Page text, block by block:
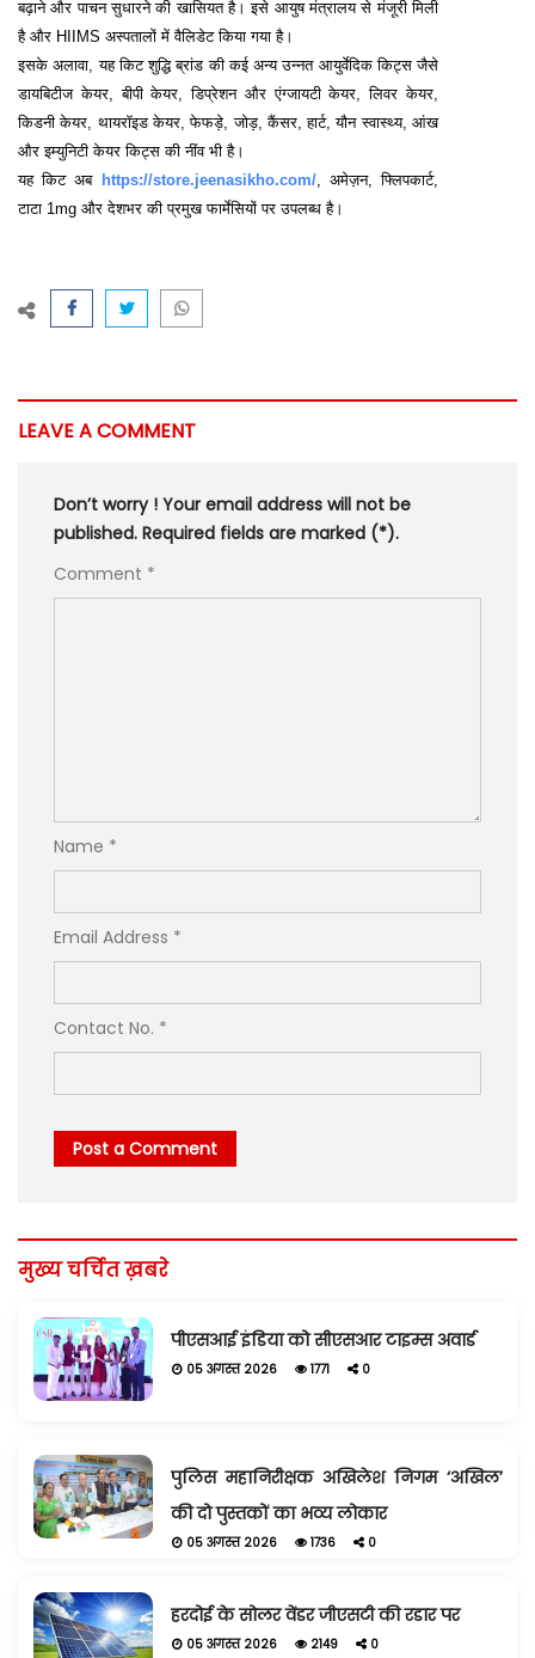
बढ़ाने और पाचन सुधारने की खासियत है। इसे आयुष मंत्रालय से मंजूरी मिली
है और HIIMS अस्पतालों में वैलिडेट किया गया है।
इसके अलावा, यह किट शुद्धि ब्रांड की कई अन्य उन्नत आयुर्वेदिक किट्स जैसे
डायबिटीज केयर, बीपी केयर, डिप्रेशन और एंग्जायटी केयर, लिवर केयर,
किडनी केयर, थायरॉइड केयर, फेफड़े, जोड़, कैंसर, हार्ट, यौन स्वास्थ्य, आंख
और इम्युनिटी केयर किट्स की नींव भी है।
यह किट अब https://store.jeenasikho.com/, अमेज़न, फ्लिपकार्ट,
टाटा 1mg और देशभर की प्रमुख फार्मेसियों पर उपलब्ध है।
LEAVE A COMMENT
Don’t worry ! Your email address will not be
published. Required fields are marked (*).
Comment *
Name *
Email Address *
Contact No. *
Post a Comment
मुख्य चर्चित ख़बरे
पीएसआई इंडिया को सीएसआर टाइम्स अवार्ड
05 अगस्त 2026 1771 0
पुलिस महानिरीक्षक अखिलेश निगम ‘अखिल’
की दो पुस्तकों का भव्य लोकार
05 अगस्त 2026 1736 0
हरदोई के सोलर वेंडर जीएसटी की रडार पर
05 अगस्त 2026 2149 0